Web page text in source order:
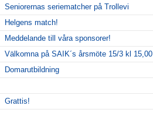
Seniorernas seriematcher på Trollevi
Helgens match!
Meddelande till våra sponsorer!
Välkomna på SAIK´s årsmöte 15/3 kl 15,00
Domarutbildning
Grattis!